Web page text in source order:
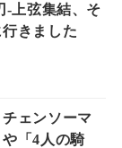
-上弦集結、そ
きました
ェンソーマ
「4人の騎